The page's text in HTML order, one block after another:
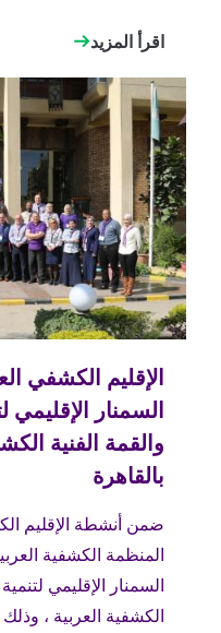
اقرأ المزيد
ضمن أنشطة الإقليم
المنظمة الكشفية
السمنار الإقليمي
الكشفية العربية ،